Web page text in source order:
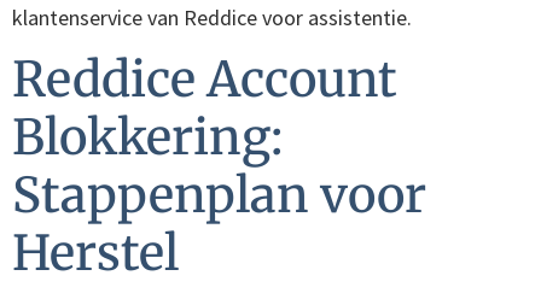
klantenservice van Reddice voor assistentie.
Reddice Account
Blokkering:
Stappenplan voor
Herstel